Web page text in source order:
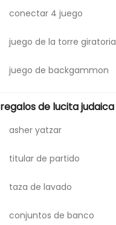
conectar 4 juego
juego de la torre giratoria
juego de backgammon
regalos de lucita judaica
asher yatzar
titular de partido
taza de lavado
conjuntos de banco